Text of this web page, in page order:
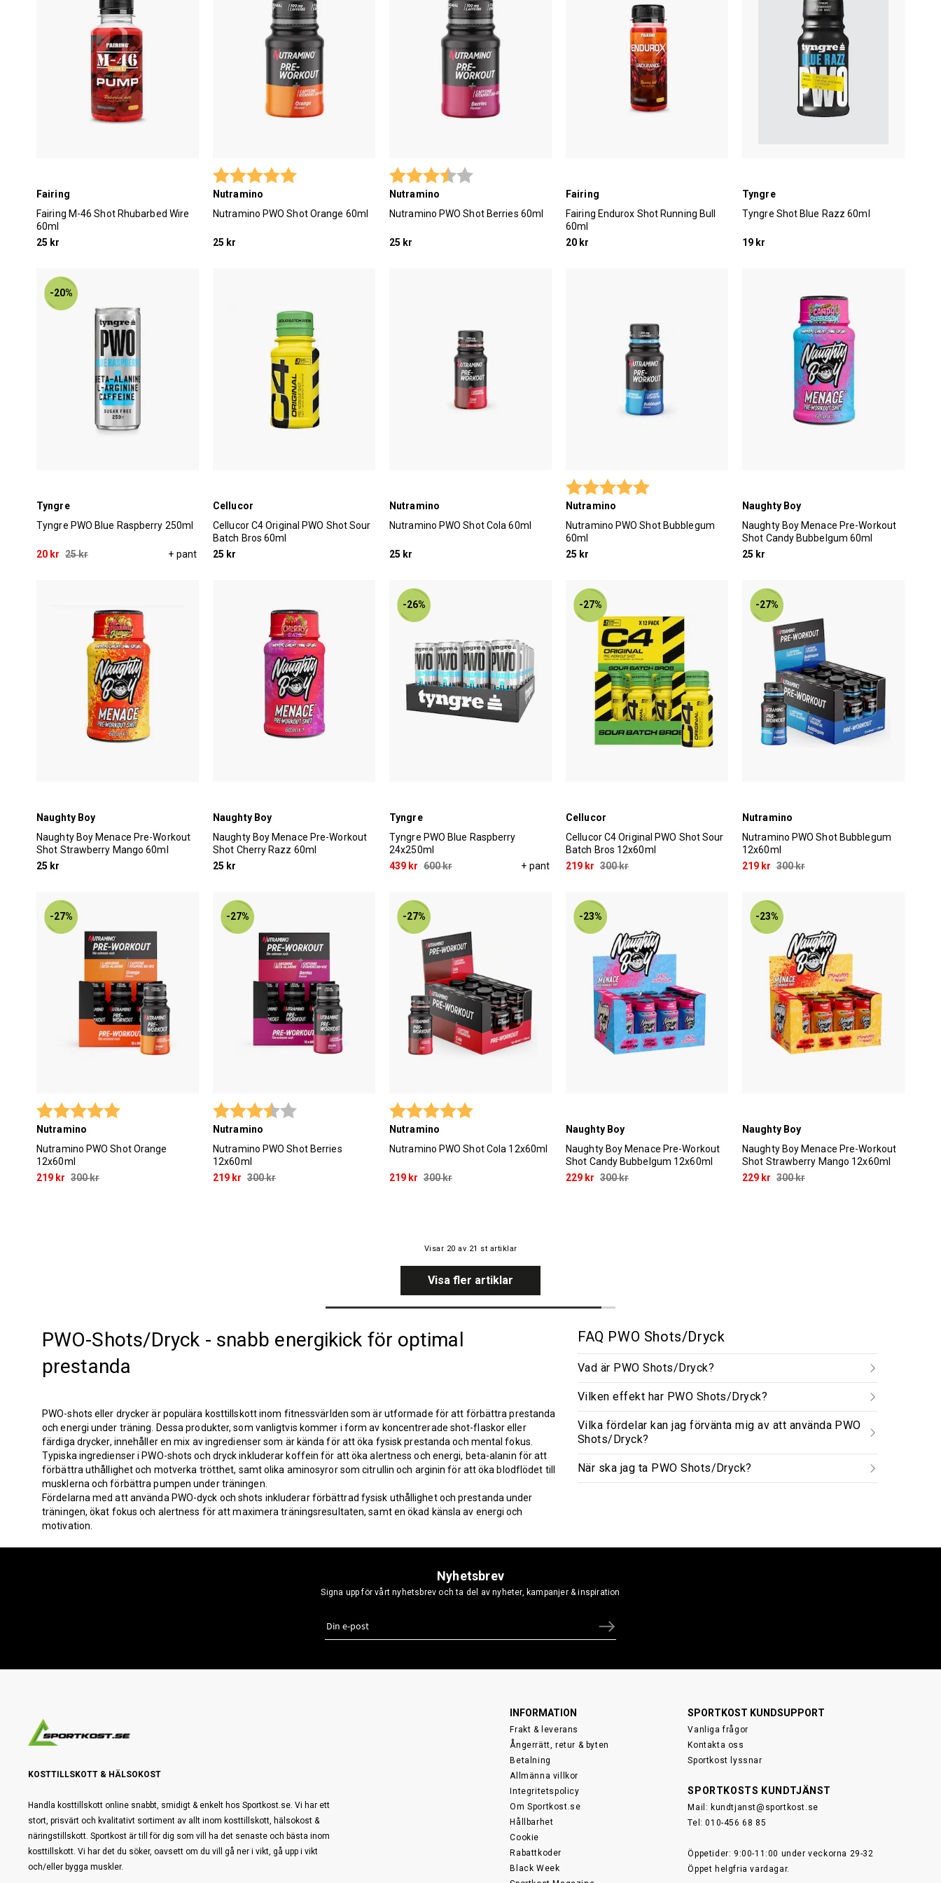
PWO-Shots/Dryck - snabb energikick för optimal
prestanda
PWO-shots eller drycker är populära kosttillskott inom fitnessvärlden som är utformade för att förbättra prestanda
och energi under träning. Dessa produkter, som vanligtvis kommer i form av koncentrerade shot-flaskor eller
färdiga drycker, innehåller en mix av ingredienser som är kända för att öka fysisk prestanda och mental fokus.
Typiska ingredienser i PWO-shots och dryck inkluderar koffein för att öka alertness och energi, beta-alanin för att
förbättra uthållighet och motverka trötthet, samt olika aminosyror som citrullin och arginin för att öka blodflödet till
musklerna och förbättra pumpen under träningen.
Fördelarna med att använda PWO-dyck och shots inkluderar förbättrad fysisk uthållighet och prestanda under
träningen, ökat fokus och alertness för att maximera träningsresultaten, samt en ökad känsla av energi och
motivation.
FAQ PWO Shots/Dryck
Vad är PWO Shots/Dryck?
Vilken effekt har PWO Shots/Dryck?
Vilka fördelar kan jag förvänta mig av att använda PWO
Shots/Dryck?
När ska jag ta PWO Shots/Dryck?
Fairing
Fairing M-46 Shot Rhubarbed Wire
60ml
25 kr
Betyg:
Nutramino
Nutramino PWO Shot Orange 60ml
25 kr
Betyg:
Nutramino
Nutramino PWO Shot Berries 60ml
25 kr
Fairing
Fairing Endurox Shot Running Bull
60ml
20 kr
Tyngre
Tyngre Shot Blue Razz 60ml
19 kr
-20%
Tyngre
Tyngre PWO Blue Raspberry 250ml
20 kr 25 kr + pant
Cellucor
Cellucor C4 Original PWO Shot Sour
Batch Bros 60ml
25 kr
Nutramino
Nutramino PWO Shot Cola 60ml
25 kr
Betyg:
Nutramino
Nutramino PWO Shot Bubblegum
60ml
25 kr
Naughty Boy
Naughty Boy Menace Pre-Workout
Shot Candy Bubbelgum 60ml
25 kr
Naughty Boy
Naughty Boy Menace Pre-Workout
Shot Strawberry Mango 60ml
25 kr
Naughty Boy
Naughty Boy Menace Pre-Workout
Shot Cherry Razz 60ml
25 kr
-26%
Tyngre
Tyngre PWO Blue Raspberry
24x250ml
439 kr 600 kr + pant
-27%
Cellucor
Cellucor C4 Original PWO Shot Sour
Batch Bros 12x60ml
219 kr 300 kr
-27%
Nutramino
Nutramino PWO Shot Bubblegum
12x60ml
219 kr 300 kr
-27%
Betyg:
Nutramino
Nutramino PWO Shot Orange
12x60ml
219 kr 300 kr
-27%
Betyg:
Nutramino
Nutramino PWO Shot Berries
12x60ml
219 kr 300 kr
-27%
Betyg:
Nutramino
Nutramino PWO Shot Cola 12x60ml
219 kr 300 kr
-23%
Naughty Boy
Naughty Boy Menace Pre-Workout
Shot Candy Bubbelgum 12x60ml
229 kr 300 kr
-23%
Naughty Boy
Naughty Boy Menace Pre-Workout
Shot Strawberry Mango 12x60ml
229 kr 300 kr
Visar 20 av 21 st artiklar
Visa fler artiklar
Nyhetsbrev
Signa upp för vårt nyhetsbrev och ta del av nyheter, kampanjer & inspiration
KOSTTILLSKOTT & HÄLSOKOST
Handla kosttillskott online snabbt, smidigt & enkelt hos Sportkost.se. Vi har ett
stort, prisvärt och kvalitativt sortiment av allt inom kosttillskott, hälsokost &
näringstillskott. Sportkost är till för dig som vill ha det senaste och bästa inom
kosttillskott. Vi har det du söker, oavsett om du vill gå ner i vikt, gå upp i vikt
och/eller bygga muskler.
INFORMATION
Frakt & leverans
Ångerrätt, retur & byten
Betalning
Allmänna villkor
Integritetspolicy
Om Sportkost.se
Hållbarhet
Cookie
Rabattkoder
Black Week
SPORTKOST KUNDSUPPORT
Vanliga frågor
Kontakta oss
Sportkost lyssnar
SPORTKOSTS KUNDTJÄNST
Mail: kundtjanst@sportkost.se
Tel: 010-456 68 85
Öppetider: 9:00-11:00 under veckorna 29-32
Öppet helgfria vardagar.